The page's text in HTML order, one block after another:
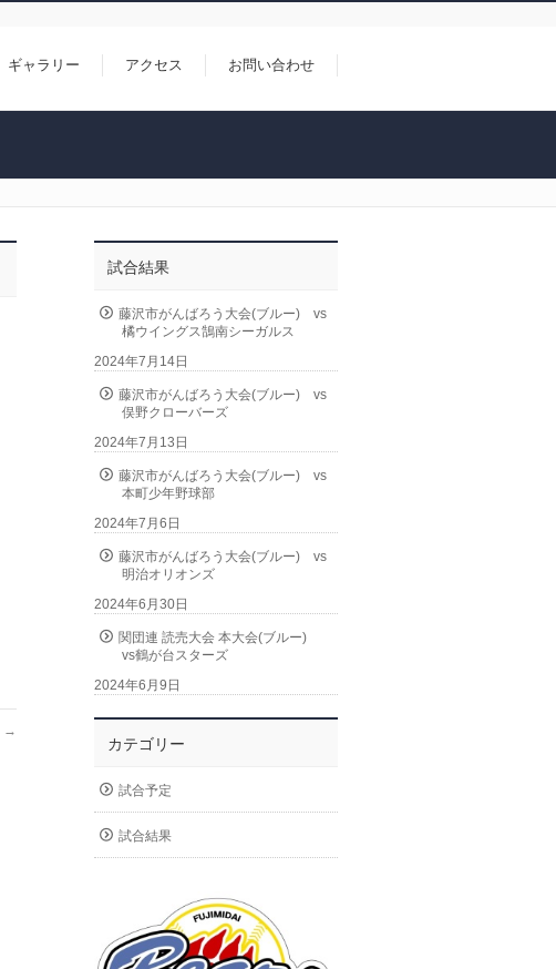
ギャラリー アクセス お問い合わせ
→
試合結果
藤沢市がんばろう大会(ブルー) vs
橘ウイングス鵠南シーガルス
2024年7月14日
藤沢市がんばろう大会(ブルー) vs
俣野クローバーズ
2024年7月13日
藤沢市がんばろう大会(ブルー) vs
本町少年野球部
2024年7月6日
藤沢市がんばろう大会(ブルー) vs
明治オリオンズ
2024年6月30日
関団連 読売大会 本大会(ブルー)
vs鶴が台スターズ
2024年6月9日
カテゴリー
試合予定
試合結果